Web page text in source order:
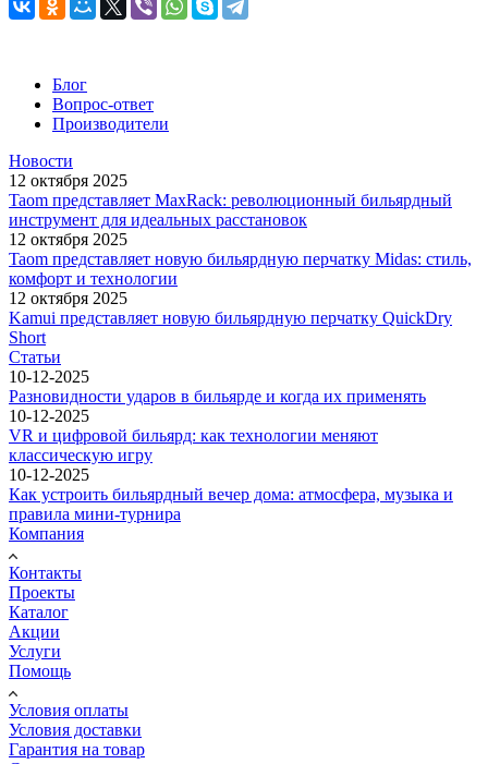
Блог
Вопрос-ответ
Производители
Новости
12 октября 2025
Taom представляет MaxRack: революционный бильярдный
инструмент для идеальных расстановок
12 октября 2025
Taom представляет новую бильярдную перчатку Midas: стиль,
комфорт и технологии
12 октября 2025
Kamui представляет новую бильярдную перчатку QuickDry
Short
Статьи
10-12-2025
Разновидности ударов в бильярде и когда их применять
10-12-2025
VR и цифровой бильярд: как технологии меняют
классическую игру
10-12-2025
Как устроить бильярдный вечер дома: атмосфера, музыка и
правила мини-турнира
Компания
Контакты
Проекты
Каталог
Акции
Услуги
Помощь
Условия оплаты
Условия доставки
Гарантия на товар